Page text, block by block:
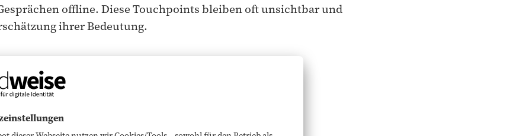
offline. Diese Touchpoints bleiben oft unsichtbar und
ihrer Bedeutung.
stellt die „Falle“ des letzten